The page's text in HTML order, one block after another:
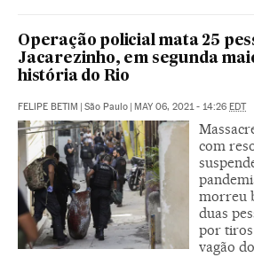
Operação policial mata 25
Jacarezinho, em segunda
história do Rio
FELIPE BETIM São Paulo MAY 06, 2021 - 14:26 EDT
com
morreu
duas
por tiros
vagão